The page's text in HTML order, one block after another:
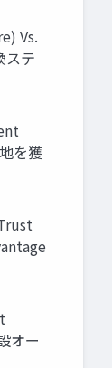
Vs.
ステ
を獲
オー